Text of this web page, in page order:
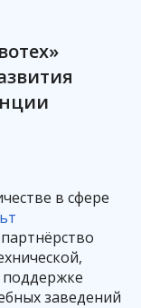
в сфере
заведений